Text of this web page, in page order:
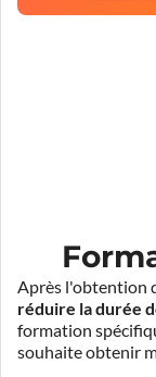
Après l'obtention
réduire la durée
formation
souhaite obtenir